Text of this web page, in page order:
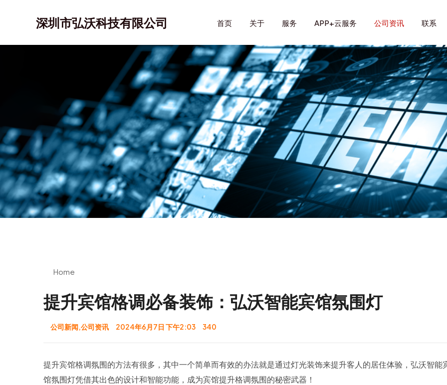
容
深圳市弘沃科技有限公司 首页 关于 服务 APP+云服务 公司资讯 联系
深圳市弘沃科技有限公司
Home
提升宾馆格调必备装饰：弘沃智能宾馆氛围灯
公司新闻 公司资讯 2024年6月7日 下午2:03 340
提升宾馆格调氛围的方法有很多，其中一个简单而有效的办法就是通过灯光装饰来提升客人的居住体验，弘沃智能
馆氛围灯凭借其出色的设计和智能功能，成为宾馆提升格调氛围的秘密武器！